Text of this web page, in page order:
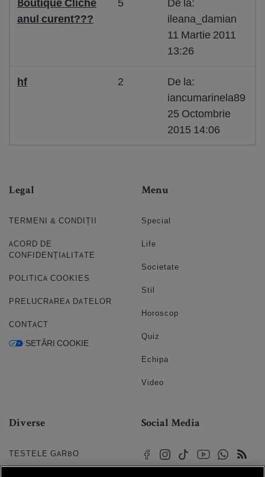
anul curent???
ileana_damian
11 Martie 2011
13:26
hf 2
De la:
iancumarinela89
25 Octombrie
2015 14:06
Legal
TERMENI & CONDIȚII
ACORD DE
CONFIDENȚIALITATE
POLITICA COOKIES
PRELUCRAREA DATELOR
CONTACT
SETĂRI COOKIE
Menu
Special
Life
Societate
Stil
Horoscop
Quiz
Echipa
Video
Diverse
TESTELE GARBO
Social Media